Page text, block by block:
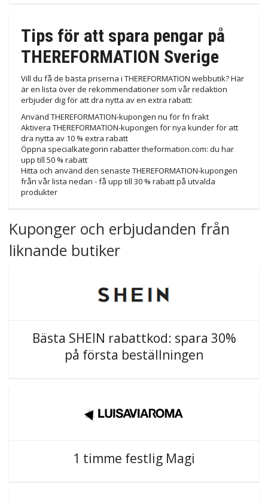
Tips för att spara pengar på
THEREFORMATION Sverige
Vill du få de bästa priserna i THEREFORMATION webbutik? Här
är en lista över de rekommendationer som vår redaktion
erbjuder dig för att dra nytta av en extra rabatt:
Använd THEREFORMATION-kupongen nu för fri frakt
Aktivera THEREFORMATION-kupongen för nya kunder för att
dra nytta av 10 % extra rabatt
Öppna specialkategorin rabatter theformation.com: du har
upp till 50 % rabatt
Hitta och använd den senaste THEREFORMATION-kupongen
från vår lista nedan - få upp till 30 % rabatt på utvalda
produkter
Kuponger och erbjudanden från
liknande butiker
Bästa SHEIN rabattkod: spara 30%
på första beställningen
1 timme festlig Magi